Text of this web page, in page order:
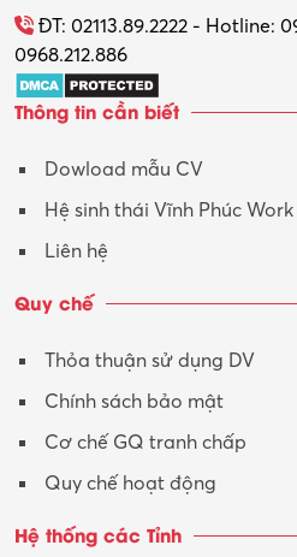
Tổ chức sự kiện – Quà tặng
Trợ lý
Tư vấn
Tư vấn – Kiến trúc
Y tế-Dược
ĐT: 02113.89.2222 - Hotline:
0968.212.886
Thông tin cần biết
Dowload mẫu CV
Hệ sinh thái Vĩnh Phúc Work
Liên hệ
Quy chế
Thỏa thuận sử dụng DV
Chính sách bảo mật
Cơ chế GQ tranh chấp
Quy chế hoạt động
Hệ thống các Tỉnh